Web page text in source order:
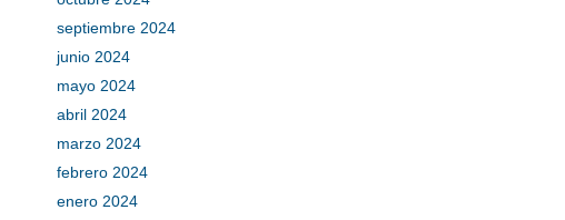
septiembre 2024
junio 2024
mayo 2024
abril 2024
marzo 2024
febrero 2024
enero 2024